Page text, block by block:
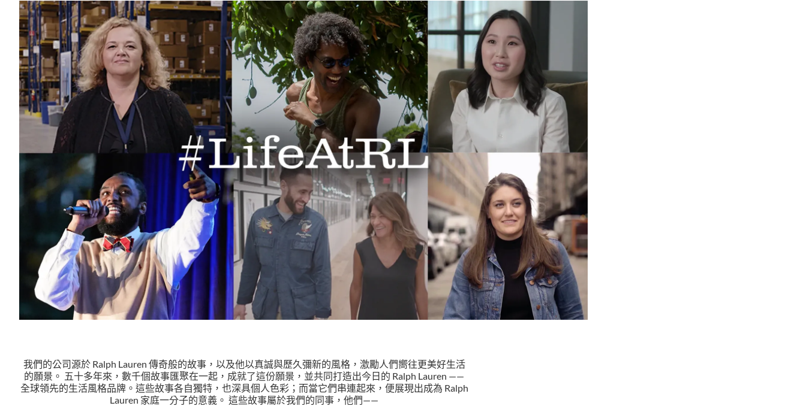
我們的公司源於 Ralph Lauren 傳奇般的故事，以及他以真誠與歷久彌新的風格，激勵人們嚮往更美好生活
的願景。 五十多年來，數千個故事匯聚在一起，成就了這份願景，並共同打造出今日的 Ralph Lauren ——
全球領先的生活風格品牌。這些故事各自獨特，也深具個人色彩；而當它們串連起來，便展現出成為 Ralph
Lauren 家庭一分子的意義。 這些故事屬於我們的同事，他們——